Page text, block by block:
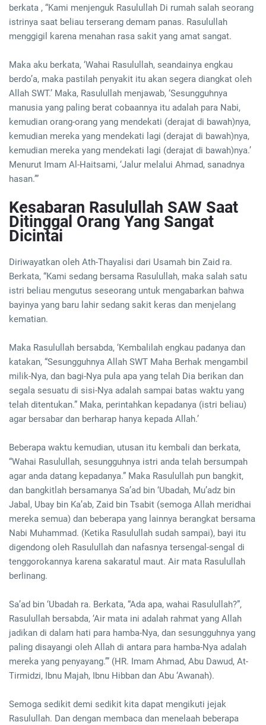
berkata , “Kami menjenguk Rasulullah Di rumah salah seorang
istrinya saat beliau terserang demam panas. Rasulullah
menggigil karena menahan rasa sakit yang amat sangat.
Maka aku berkata, ‘Wahai Rasulullah, seandainya engkau
berdo’a, maka pastilah penyakit itu akan segera diangkat oleh
Allah SWT.’ Maka, Rasulullah menjawab, ‘Sesungguhnya
manusia yang paling berat cobaannya itu adalah para Nabi,
kemudian orang-orang yang mendekati (derajat di bawah)nya,
kemudian mereka yang mendekati lagi (derajat di bawah)nya,
kemudian mereka yang mendekati lagi (derajat di bawah)nya.’
Menurut Imam Al-Haitsami, ‘Jalur melalui Ahmad, sanadnya
hasan.’”
Kesabaran Rasulullah SAW Saat
Ditinggal Orang Yang Sangat
Dicintai
Diriwayatkan oleh Ath-Thayalisi dari Usamah bin Zaid ra.
Berkata, “Kami sedang bersama Rasulullah, maka salah satu
istri beliau mengutus seseorang untuk mengabarkan bahwa
bayinya yang baru lahir sedang sakit keras dan menjelang
kematian.
Maka Rasulullah bersabda, ‘Kembalilah engkau padanya dan
katakan, “Sesungguhnya Allah SWT Maha Berhak mengambil
milik-Nya, dan bagi-Nya pula apa yang telah Dia berikan dan
segala sesuatu di sisi-Nya adalah sampai batas waktu yang
telah ditentukan.” Maka, perintahkan kepadanya (istri beliau)
agar bersabar dan berharap hanya kepada Allah.’
Beberapa waktu kemudian, utusan itu kembali dan berkata,
“Wahai Rasulullah, sesungguhnya istri anda telah bersumpah
agar anda datang kepadanya.” Maka Rasulullah pun bangkit,
dan bangkitlah bersamanya Sa’ad bin ‘Ubadah, Mu’adz bin
Jabal, Ubay bin Ka’ab, Zaid bin Tsabit (semoga Allah meridhai
mereka semua) dan beberapa yang lainnya berangkat bersama
Nabi Muhammad. (Ketika Rasulullah sudah sampai), bayi itu
digendong oleh Rasulullah dan nafasnya tersengal-sengal di
tenggorokannya karena sakaratul maut. Air mata Rasulullah
berlinang.
Sa’ad bin ‘Ubadah ra. Berkata, “Ada apa, wahai Rasulullah?”,
Rasulullah bersabda, ‘Air mata ini adalah rahmat yang Allah
jadikan di dalam hati para hamba-Nya, dan sesungguhnya yang
paling disayangi oleh Allah di antara para hamba-Nya adalah
mereka yang penyayang.’” (HR. Imam Ahmad, Abu Dawud, At-
Tirmidzi, Ibnu Majah, Ibnu Hibban dan Abu ‘Awanah).
Semoga sedikit demi sedikit kita dapat mengikuti jejak
Rasulullah. Dan dengan membaca dan menelaah beberapa